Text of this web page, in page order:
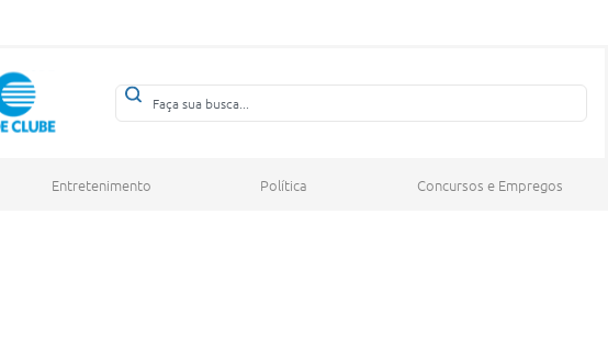
Entretenimento Política Concursos e Empregos